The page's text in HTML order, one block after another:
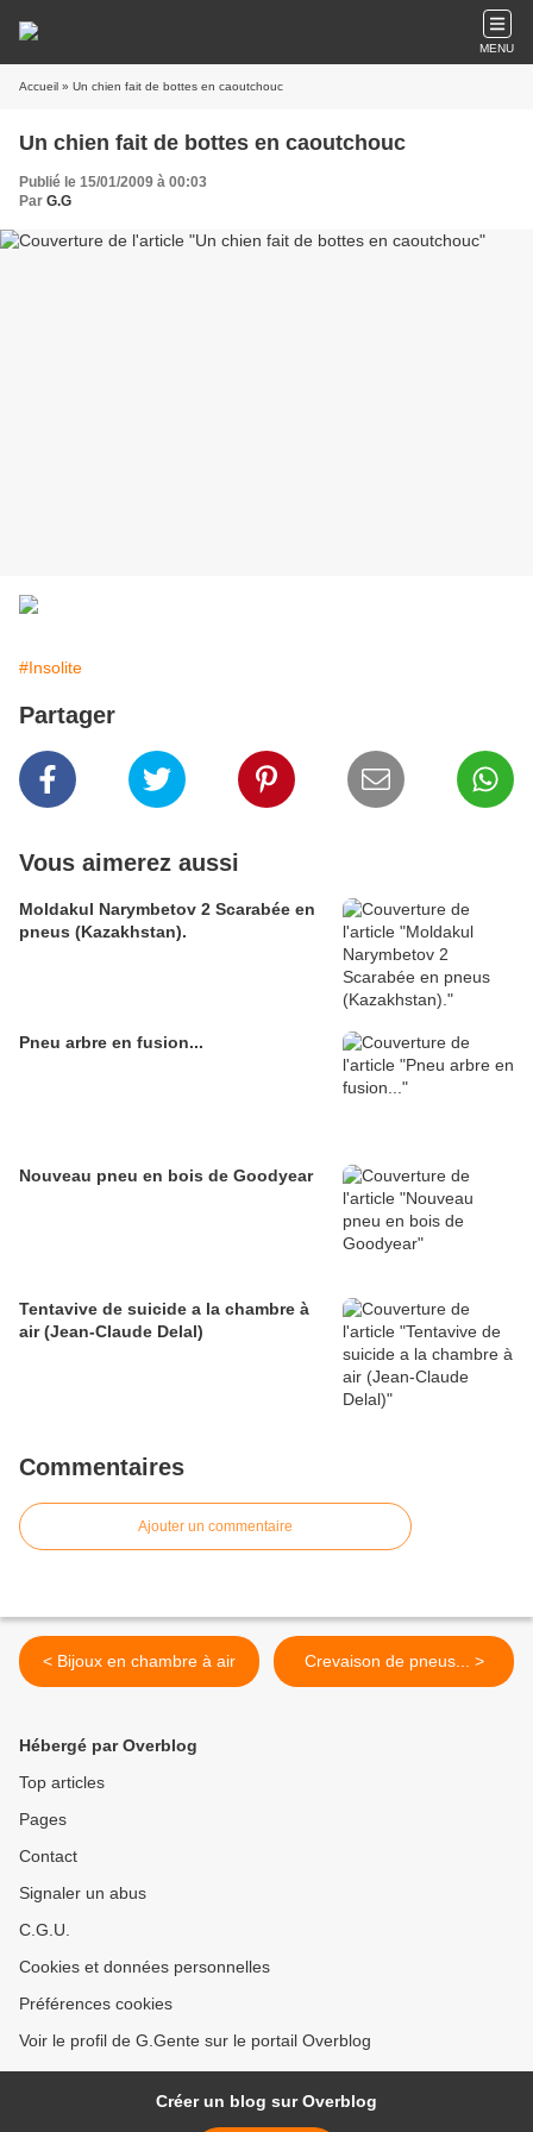
MENU
Accueil » Un chien fait de bottes en caoutchouc
Un chien fait de bottes en caoutchouc
Publié le 15/01/2009 à 00:03
Par G.G
#Insolite
Partager
Vous aimerez aussi
Moldakul Narymbetov 2 Scarabée en
pneus (Kazakhstan).
Pneu arbre en fusion...
Nouveau pneu en bois de Goodyear
Tentavive de suicide a la chambre à
air (Jean-Claude Delal)
Commentaires
Ajouter un commentaire
< Bijoux en chambre à air Crevaison de pneus... >
Hébergé par Overblog
Top articles
Pages
Contact
Signaler un abus
C.G.U.
Cookies et données personnelles
Préférences cookies
Voir le profil de G.Gente sur le portail Overblog
Créer un blog sur Overblog